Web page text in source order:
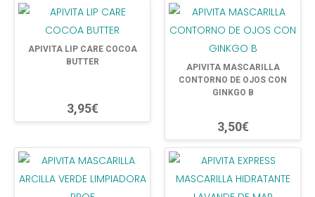
APIVITA LIP CARE COCOA
BUTTER
3,95€
APIVITA MASCARILLA
CONTORNO DE OJOS CON
GINKGO B
3,50€